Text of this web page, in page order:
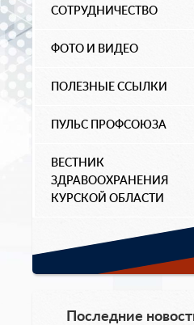
СОТРУДНИЧЕСТВО
ФОТО И ВИДЕО
ПОЛЕЗНЫЕ ССЫЛКИ
ПУЛЬС ПРОФСОЮЗА
ВЕСТНИК
ЗДРАВООХРАНЕНИЯ
КУРСКОЙ ОБЛАСТИ
Последние